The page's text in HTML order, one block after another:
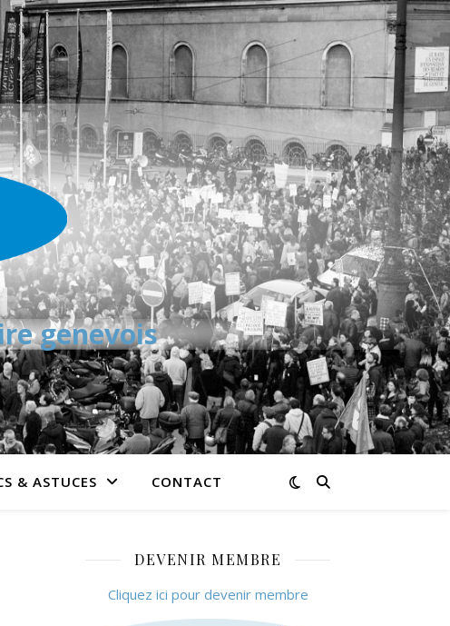
genevois
& ASTUCES CONTACT
DEVENIR MEMBRE
Cliquez ici pour devenir membre